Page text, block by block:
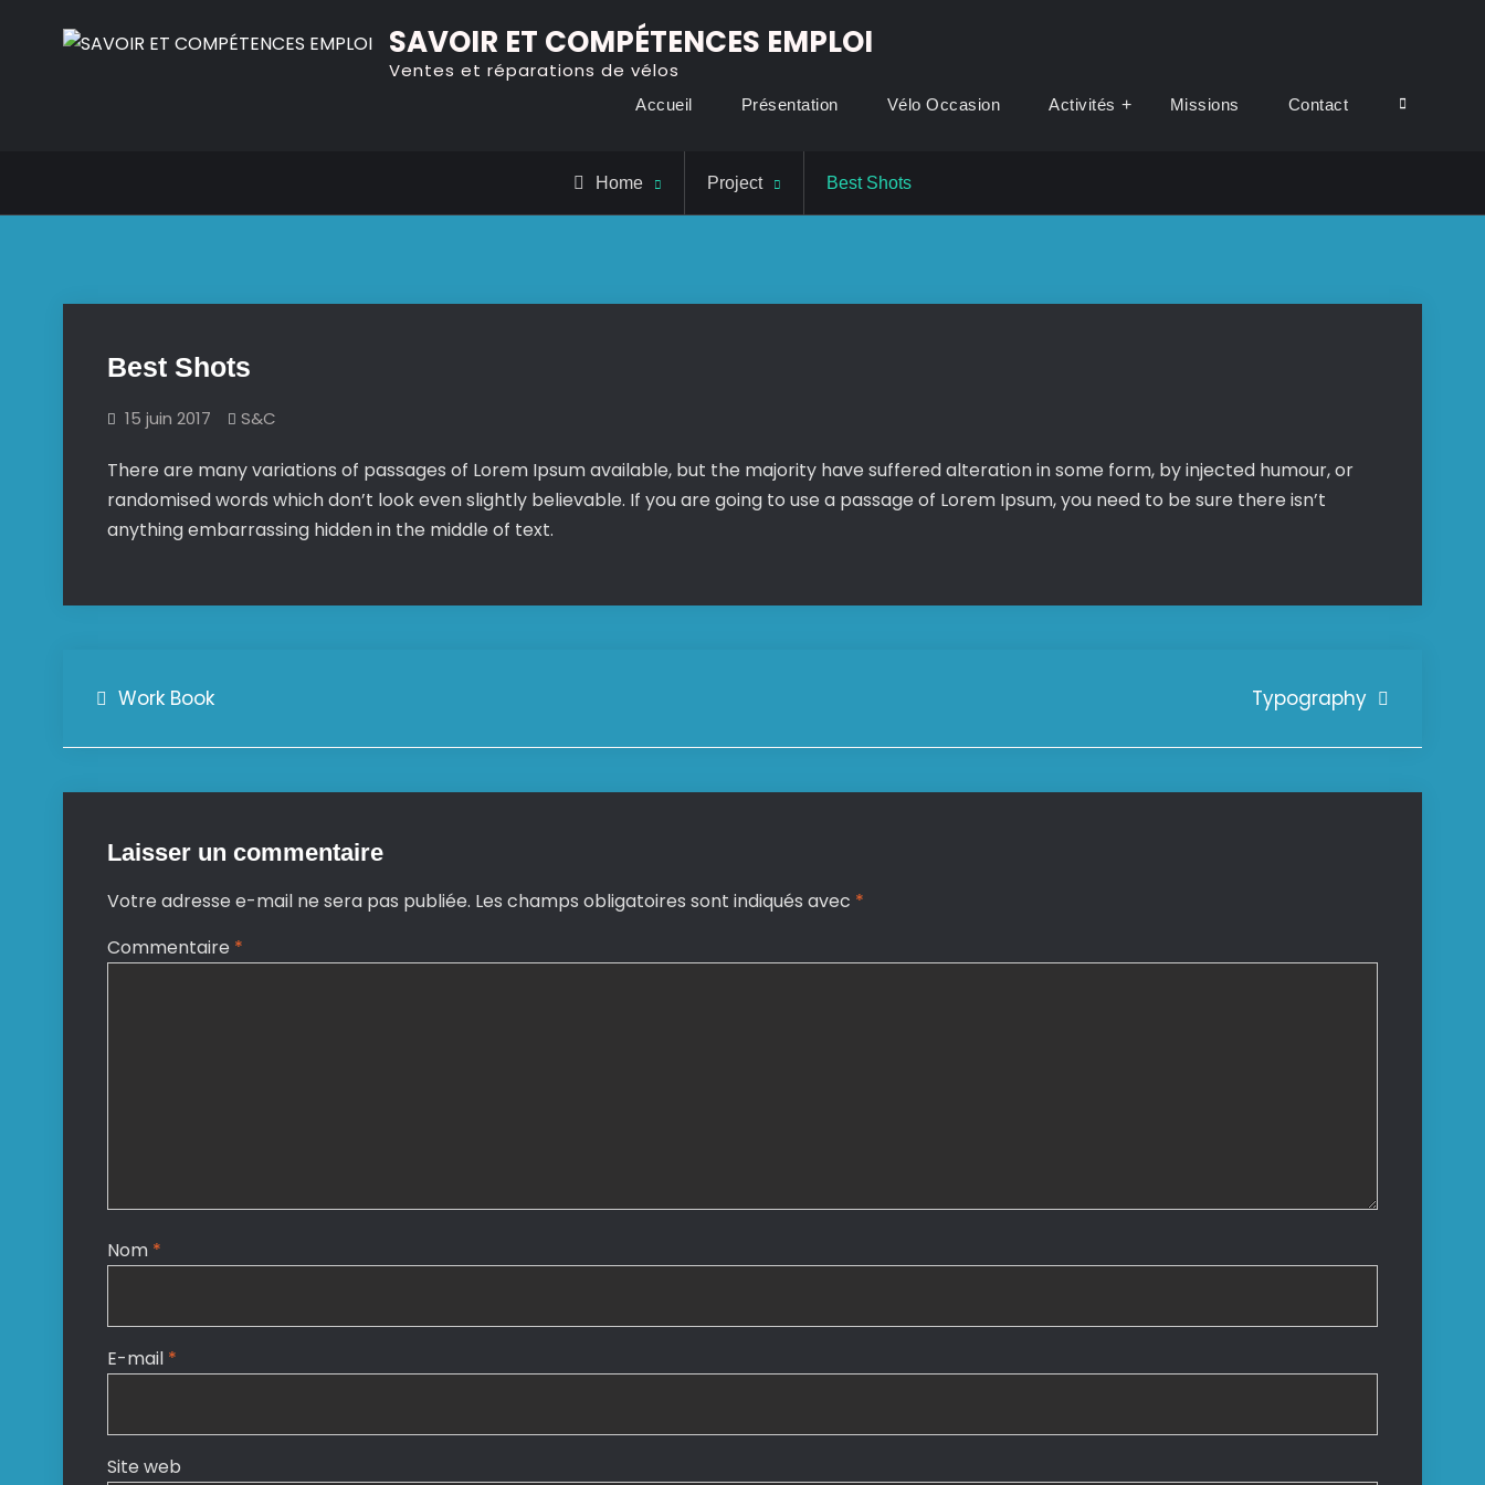
SAVOIR ET COMPÉTENCES EMPLOI
Ventes et réparations de vélos
Accueil Présentation Vélo Occasion Activités Missions Contact Search
Home Project Best Shots
Best Shots
15 juin 2017 S&C
There are many variations of passages of Lorem Ipsum available, but the majority have suffered alteration in some form, by injected humour, or
randomised words which don’t look even slightly believable. If you are going to use a passage of Lorem Ipsum, you need to be sure there isn’t
anything embarrassing hidden in the middle of text.
Navigation
de
l’article
Work Book Typography
Laisser un commentaire
Votre adresse e-mail ne sera pas publiée. Les champs obligatoires sont indiqués avec *
Commentaire *
Nom *
E-mail *
Site web